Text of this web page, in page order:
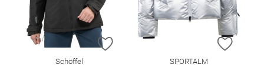
ZUR WUNSCHLISTE HINZUFÜGEN
Schöffel
ZUR
SPORTALM